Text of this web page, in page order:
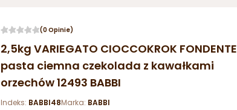
(0 Opinie)
2,5kg VARIEGATO CIOCCOKROK FONDENTE
pasta ciemna czekolada z kawałkami
orzechów 12493 BABBI
Indeks: BABBI48Marka: BABBI